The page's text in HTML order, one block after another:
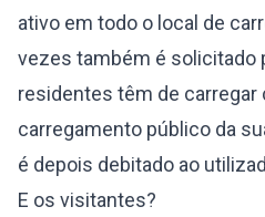
ativo em todo o local de
vezes também é solicitado
residentes têm de carregar
carregamento público da
é depois debitado ao
E os visitantes?